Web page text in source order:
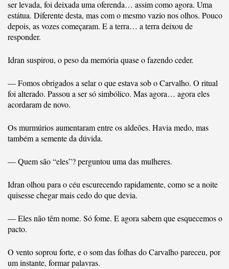
ser levada, foi deixada uma oferenda… assim como agora. Uma
estátua. Diferente desta, mas com o mesmo vazio nos olhos. Pouco
depois, as vozes começaram. E a terra… a terra deixou de
responder.
Idran suspirou, o peso da memória quase o fazendo ceder.
— Fomos obrigados a selar o que estava sob o Carvalho. O ritual
foi alterado. Passou a ser só simbólico. Mas agora… agora eles
acordaram de novo.
Os murmúrios aumentaram entre os aldeões. Havia medo, mas
também a semente da dúvida.
— Quem são “eles”? perguntou uma das mulheres.
Idran olhou para o céu escurecendo rapidamente, como se a noite
quisesse chegar mais cedo do que devia.
— Eles não têm nome. Só fome. E agora sabem que esquecemos o
pacto.
O vento soprou forte, e o som das folhas do Carvalho pareceu, por
um instante, formar palavras.